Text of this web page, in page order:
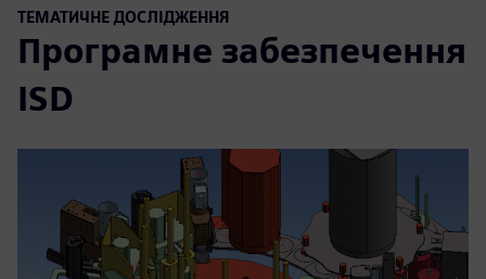
ТЕМАТИЧНЕ ДОСЛІДЖЕННЯ
Програмне забезпечення
ISD